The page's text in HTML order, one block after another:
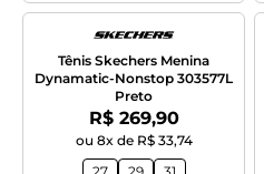
Tênis Skechers Menina
Dynamatic-Nonstop 303577L
Preto
Por:
R$ 269,90
ou 8x de R$ 33,74